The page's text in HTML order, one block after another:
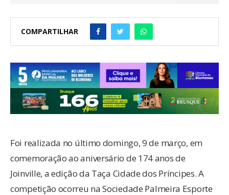
COMPARTILHAR
Foi realizada no último domingo, 9 de março, em
comemoração ao aniversário de 174 anos de
Joinville, a edição da Taça Cidade dos Príncipes. A
competição ocorreu na Sociedade Palmeira Esporte